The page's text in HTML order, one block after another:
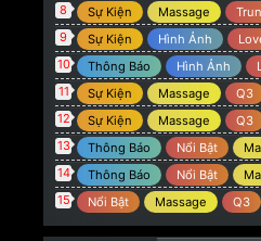
@ orionvt15:alo 8/2/26
@ Trọng Hiếu:Tokio q3 có
8 Sự Kiện Massage
9 Sự Kiện Hình Ảnh
10 Thông Báo Hình Ảnh
11 Sự Kiện Massage Q3
12 Sự Kiện Massage Q3
13 Thông Báo Nổi Bật
14 Thông Báo Nổi Bật
15
Nổi Bật Massage Q3